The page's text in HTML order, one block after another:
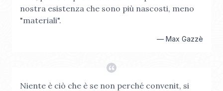
nostra esistenza che sono più nascosti, meno
"materiali".
— Max Gazzè
Niente è ciò che è se non perché convenit, si